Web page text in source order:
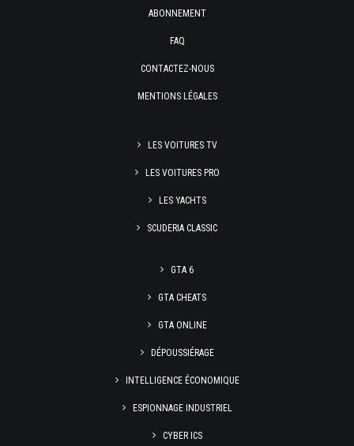
ABONNEMENT
FAQ
CONTACTEZ-NOUS
MENTIONS LÉGALES
LES VOITURES TV
LES VOITURES PRO
LES YACHTS
SCUDERIA CLASSIC
GTA 6
GTA CHEATS
GTA ONLINE
DÉPOUSSIÉRAGE
INTELLIGENCE ÉCONOMIQUE
ESPIONNAGE INDUSTRIEL
CYBER ICS